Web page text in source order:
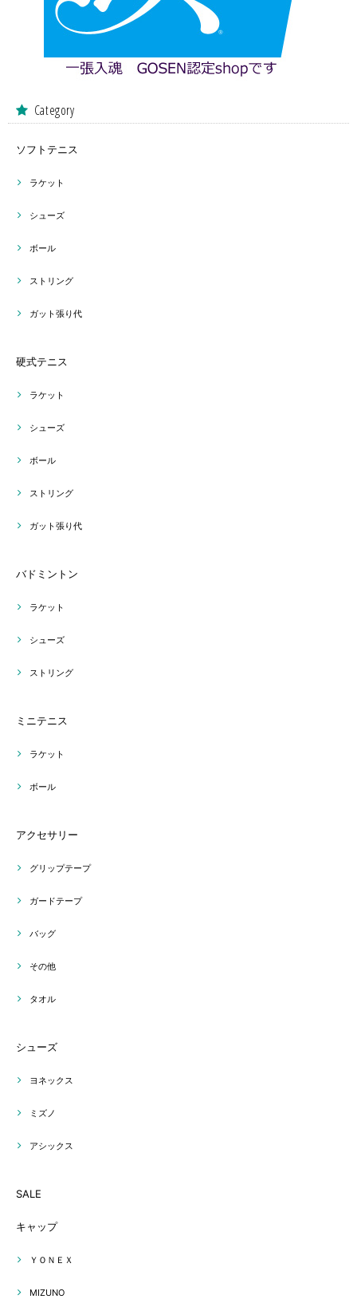
Category
ソフトテニス
ラケット
シューズ
ボール
ストリング
ガット張り代
硬式テニス
ラケット
シューズ
ボール
ストリング
ガット張り代
バドミントン
ラケット
シューズ
ストリング
ミニテニス
ラケット
ボール
アクセサリー
グリップテープ
ガードテープ
バッグ
その他
タオル
シューズ
ヨネックス
ミズノ
アシックス
SALE
キャップ
ＹＯＮＥＸ
MIZUNO